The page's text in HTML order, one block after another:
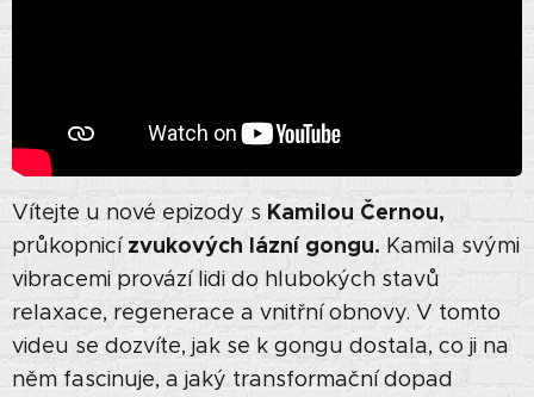
Vítejte u nové epizody s Kamilou Černou,
průkopnicízvukových lázní gongu. Kamila svými
vibracemi provází lidi do hlubokých stavů
relaxace, regenerace a vnitřní obnovy. V tomto
videu se dozvíte, jak se k gongu dostala, co ji na
něm fascinuje, a jaký transformační dopad